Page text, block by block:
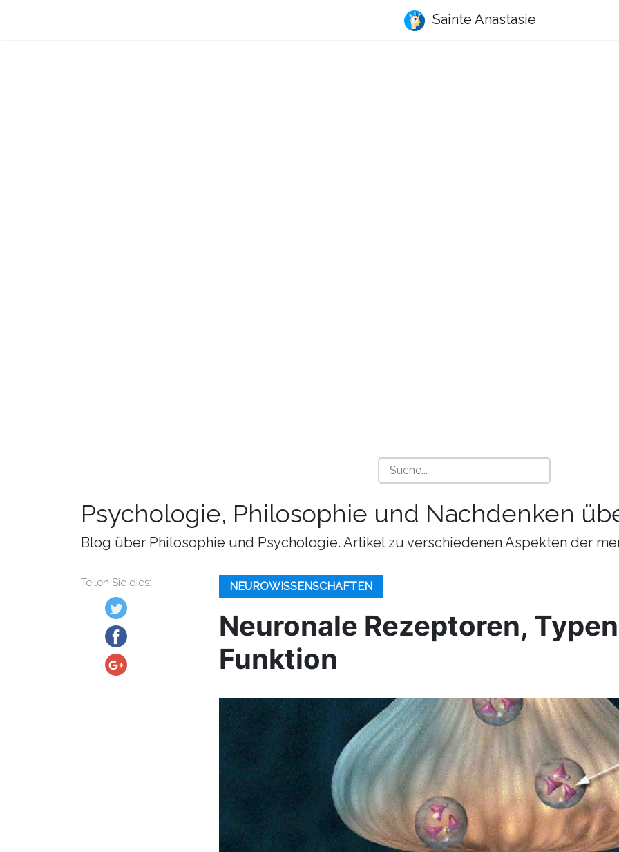
Sainte Anastasie
Psychologie, Philosophie und Nachdenken
Blog über Philosophie und Psychologie. Artikel zu verschiedenen Aspekten der
Teilen Sie dies: NEUROWISSENSCHAFTEN
Neuronale Rezeptoren,
Funktion